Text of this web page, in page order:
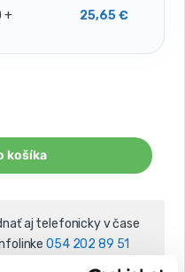
+ 25,65€
košíka
aj telefonicky v čase
054 202 89 51